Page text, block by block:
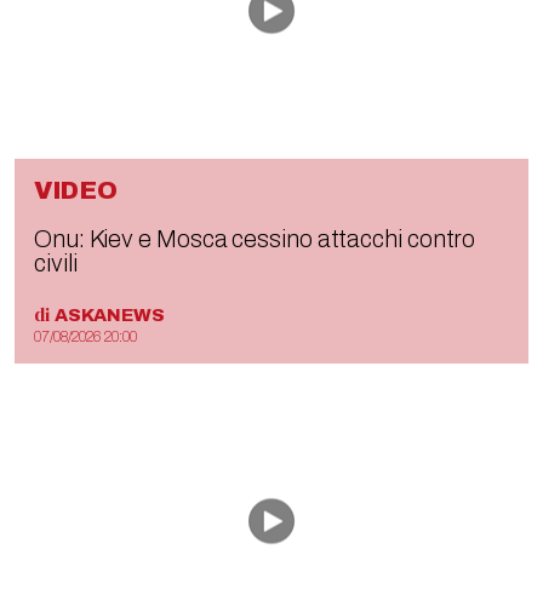
VIDEO
Onu: Kiev e Mosca cessino attacchi contro
civili
di ASKANEWS
07/08/2026 20:00